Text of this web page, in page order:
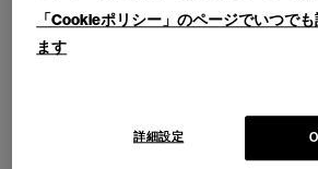
Cassina | Contemporary Collection
514
「Cookieポリシー」のページでいつで
ます
詳細設定